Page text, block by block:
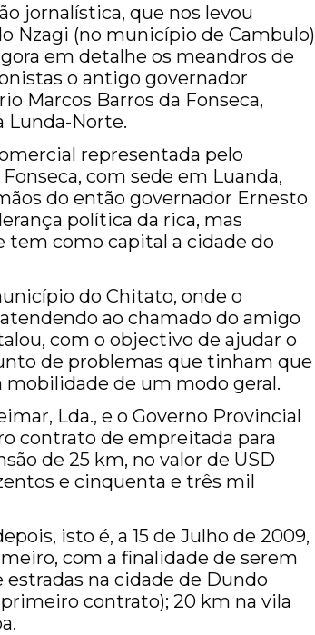
jornalística, que nos levou
Nzagi (no município de Cambulo)
em detalhe os meandros de
o antigo governador
Marcos Barros da Fonseca,
Lunda-Norte.
representada pelo
com sede em Luanda,
do então governador Ernesto
política da rica, mas
tem como capital a cidade do
do Chitato, onde o
ao chamado do amigo
com o objectivo de ajudar o
de problemas que tinham que
mobilidade de um modo geral.
Lda., e o Governo Provincial
contrato de empreitada para
de 25 km, no valor de USD
e cinquenta e três mil
isto é, a 15 de Julho de 2009,
com a finalidade de serem
na cidade de Dundo
contrato); 20 km na vila